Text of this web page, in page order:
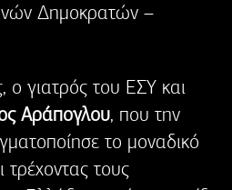
Δημοκρατών –
ο γιατρός του ΕΣΥ και
Αράπογλου, που την
το μοναδικό
τρέχοντας τους